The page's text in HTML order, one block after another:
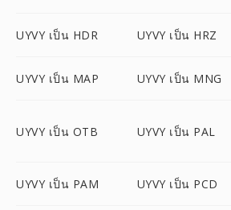
UYVY เป็น HDR UYVY เป็น HRZ
UYVY เป็น MAP UYVY เป็น MNG
UYVY เป็น OTB UYVY เป็น PAL
UYVY เป็น PAM UYVY เป็น PCD